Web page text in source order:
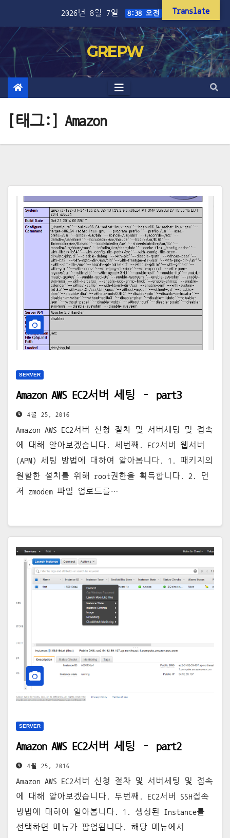
content
2026년 8월 7일 8:38 오전
GREPW
[태그:] Amazon
SERVER
Amazon AWS EC2서버 세팅 – part3
4월 25, 2016
Amazon AWS EC2서버 신청 절차 및 서버세팅 및 접속
에 대해 알아보겠습니다. 세번째. EC2서버 웹서버
(APM) 세팅 방법에 대하여 알아봅니다. 1. 패키지의
원할한 설치를 위해 root권한을 획득합니다. 2. 먼
저 zmodem 파일 업로드를…
SERVER
Amazon AWS EC2서버 세팅 – part2
4월 25, 2016
Amazon AWS EC2서버 신청 절차 및 서버세팅 및 접속
에 대해 알아보겠습니다. 두번째. EC2서버 SSH접속
방법에 대하여 알아봅니다. 1. 생성된 Instance를
선택하면 메뉴가 팝업됩니다. 해당 메뉴에서
Translate